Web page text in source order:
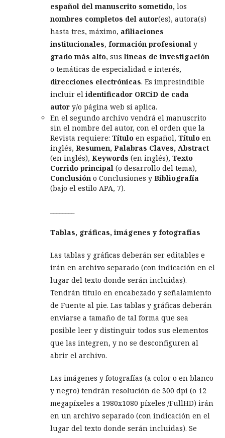
español del manuscrito sometido, los
nombres completos del autor(es), autora(s)
hasta tres, máximo, afiliaciones
institucionales, formación profesional y
grado más alto, suslíneas de investigación
o temáticas de especialidad e interés,
direcciones electrónicas. Es impresindible
incluir elidentificador ORCiD de cada
autor y/o página web si aplica.
En el segundo archivo vendrá el manuscrito
sin el nombre del autor, con el orden que la
Revista requiere: Título en español, Título en
inglés, Resumen, Palabras Claves, Abstract
(en inglés), Keywords (en inglés), Texto
Corrido principal (o desarrollo del tema),
Conclusión o Conclusiones y Bibliografía
(bajo el estilo APA, 7).
Tablas, gráficas, imágenes y fotografías
Las tablas y gráficas deberán ser editables e
irán en archivo separado (con indicación en el
lugar del texto donde serán incluidas).
Tendrán título en encabezado y señalamiento
de Fuente al pie. Las tablas y gráficas deberán
enviarse a tamaño de tal forma que sea
posible leer y distinguir todos sus elementos
que las integren, y no se desconfiguren al
abrir el archivo.
Las imágenes y fotografías (a color o en blanco
y negro) tendrán resolución de 300 dpi (o 12
megapíxeles a 1980x1080 píxeles /FullHD) irán
en un archivo separado (con indicación en el
lugar del texto donde serán incluidas). Se